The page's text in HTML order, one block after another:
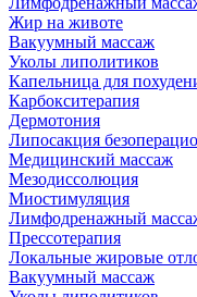
Жир на животе
Вакуумный массаж
Уколы липолитиков
Капельница для
Карбокситерапия
Дермотония
Липосакция
Медицинский массаж
Мезодиссолюция
Миостимуляция
Лимфодренажный
Прессотерапия
Локальные жировые
Вакуумный массаж